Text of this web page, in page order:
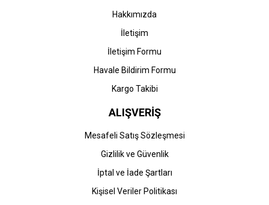
Hakkımızda
İletişim
İletişim Formu
Havale Bildirim Formu
Kargo Takibi
ALIŞVERİŞ
Mesafeli Satış Sözleşmesi
Gizlilik ve Güvenlik
İptal ve İade Şartları
Kişisel Veriler Politikası